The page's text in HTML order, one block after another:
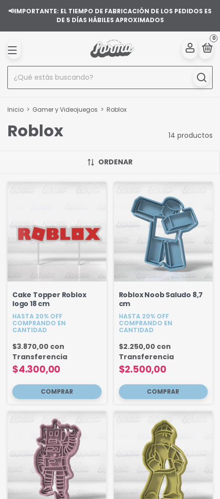
📢IMPORTANTE: EL TIEMPO DE FABRICACIÓN DE LOS PEDIDOS ES
DE 5 DÍAS HÁBILES APROXIMADOS
0
Inicio > Gamer y Videojuegos > Roblox
Roblox 14 productos
ORDENAR
Cake Topper Roblox
logo 18 cm
HASTA 20% OFF
COMPRANDO EN
CANTIDAD
$4.300,00
$3.870,00 con
Transferencia
Roblox Noob Saludo 8,7
cm
HASTA 20% OFF
COMPRANDO EN
CANTIDAD
$2.500,00
$2.250,00 con
Transferencia